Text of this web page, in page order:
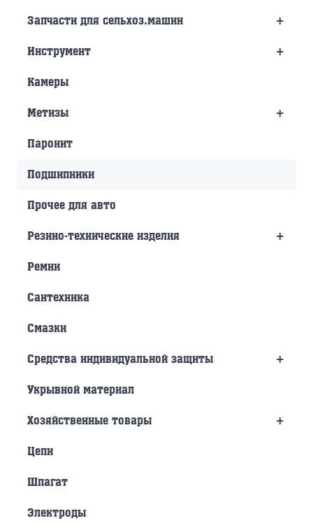
+
Запчасти для сельхоз.машин
+
Инструмент
Камеры
+
Метизы
Паронит
Подшипники
Прочее для авто
+
Резино-технические изделия
Ремни
Сантехника
Смазки
+
Средства индивидуальной защиты
Укрывной материал
+
Хозяйственные товары
Цепи
Шпагат
Электроды